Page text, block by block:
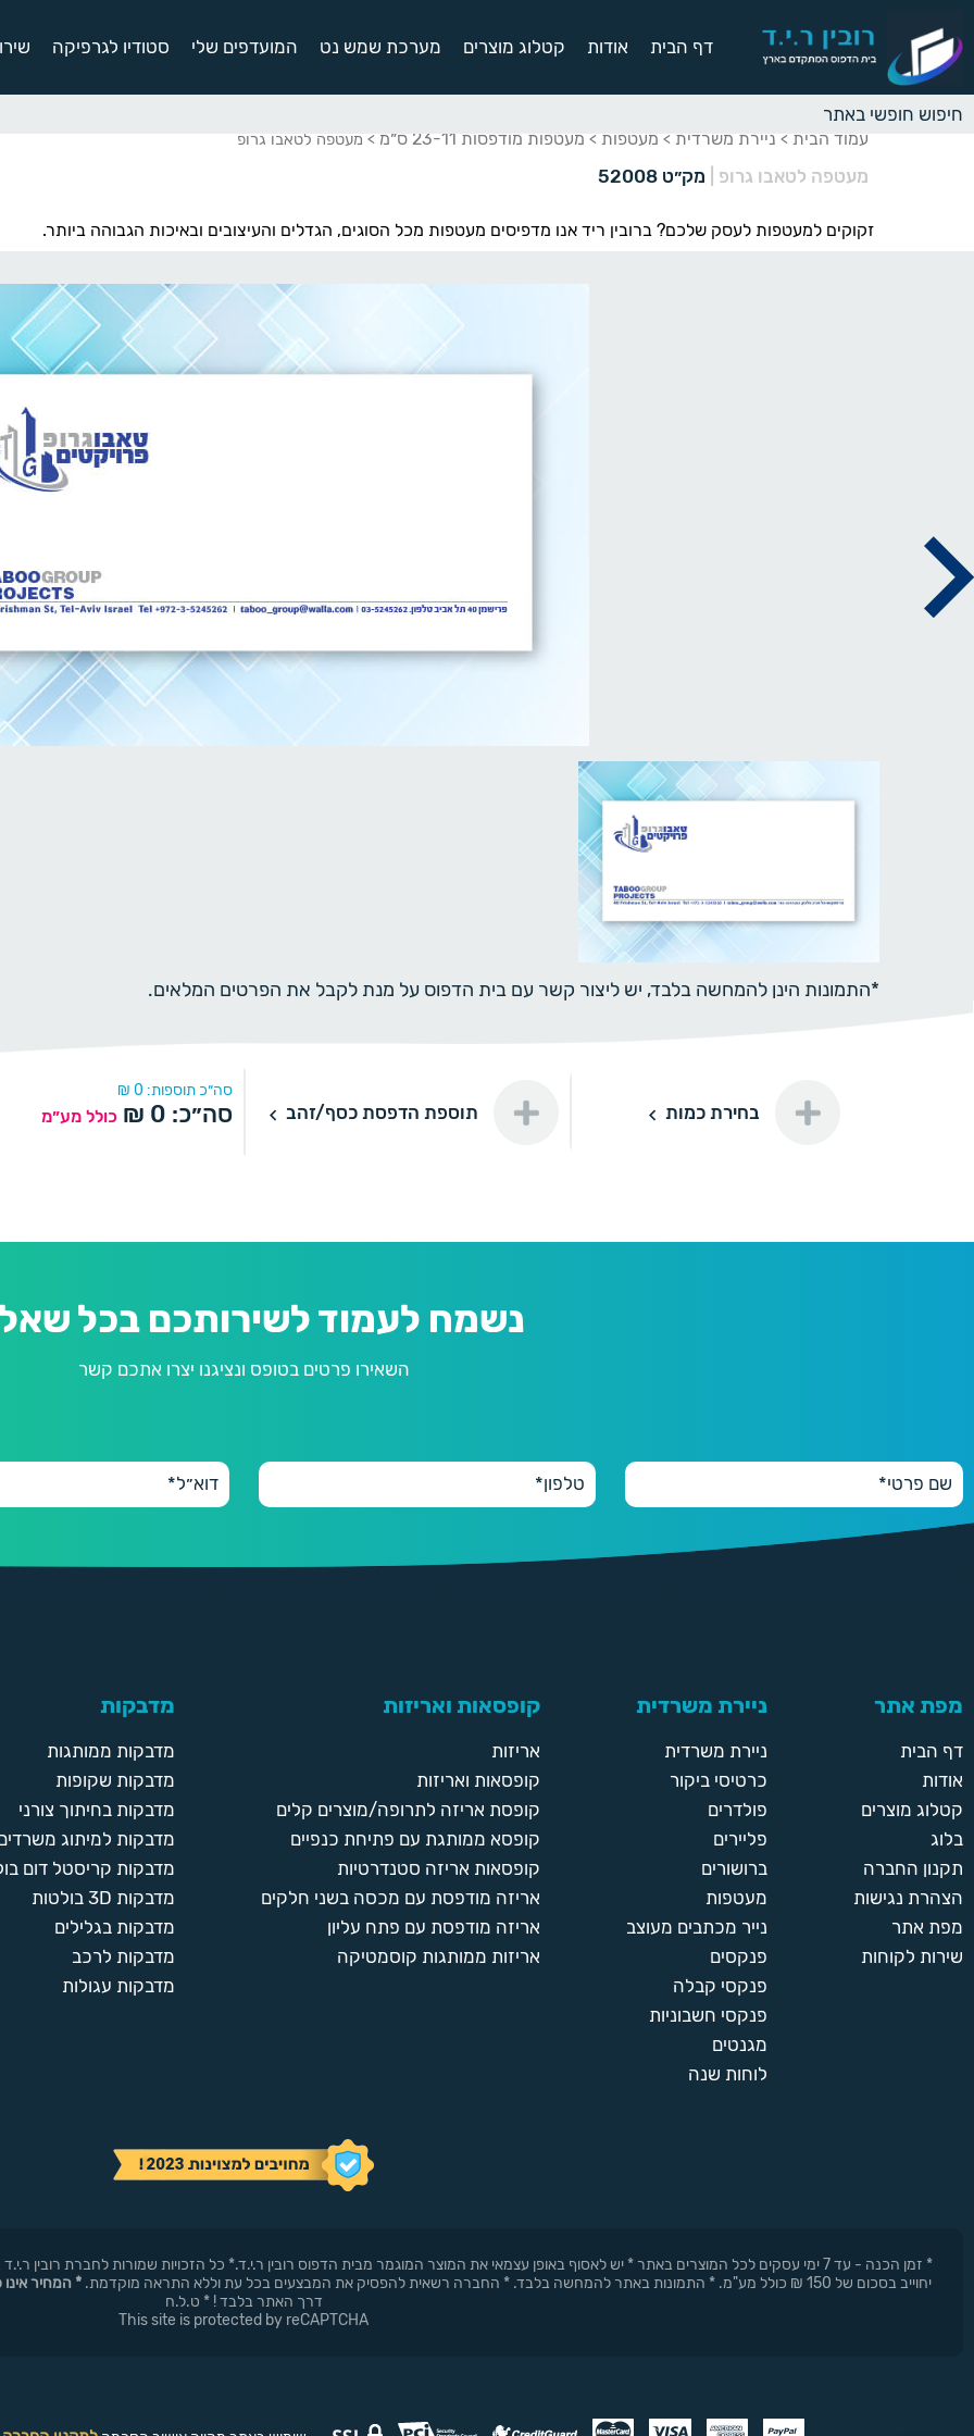
דף הבית אודות קטלוג מוצרים מערכת שמש נט המועדפים שלי סטודיו לגרפיקה
עמוד הבית > ניירת משרדית > מעטפות > מעטפות מודפסות 23-11 ס״מ > מעטפה לטאבו גרופ
מעטפה לטאבו גרופ מק״ט 52008
זקוקים למעטפות לעסק שלכם? ברובין ריד אנו מדפיסים מעטפות מכל הסוגים, הגדלים והעיצובים ובאיכות הגבוהה ביותר.
*התמונות הינן להמחשה בלבד, יש ליצור קשר עם בית הדפוס על מנת לקבל את הפרטים המלאים.
100 יחידות
250 ₪
בחירת כמות תוספת הדפסת כסף/זהב
תוספת הדפסת כסף/זהב
סה״כ תוספות: 0
₪
סה״כ: 0
₪ כולל מע״מ
נשמח לעמוד לשירותכם בכל
השאירו פרטים בטופס ונציגנו יצרו אתכם קשר
מפת אתר
דף הבית
אודות
קטלוג מוצרים
בלוג
תקנון החברה
הצהרת נגישות
מפת אתר
שירות לקוחות
ניירת משרדית
ניירת משרדית
כרטיסי ביקור
פולדרים
פליירים
ברושורים
מעטפות
נייר מכתבים מעוצב
פנקסים
פנקסי קבלה
פנקסי חשבוניות
מגנטים
לוחות שנה
קופסאות ואריזות
אריזות
קופסאות ואריזות
קופסת אריזה לתרופה/מוצרים קלים
קופסא ממותגת עם פתיחת כנפיים
קופסאות אריזה סטנדרטיות
אריזה מודפסת עם מכסה בשני חלקים
אריזה מודפסת עם פתח עליון
אריזות ממותגות קוסמטיקה
מדבקות
מדבקות ממותגות
מדבקות שקופות
מדבקות בחיתוך צורני
מדבקות למיתוג
מדבקות קריסטל דום
מדבקות 3D בולטות
מדבקות בגלילים
מדבקות לרכב
מדבקות עגולות
* זמן הכנה - עד 7 ימי עסקים לכל המוצרים באתר * יש לאסוף באופן עצמאי את המוצר המוגמר מבית הדפוס רובין ר.י.ד.* כל הזכויות שמורות לחברת
יחוייב בסכום של 150 ₪ כולל מע"מ. * התמונות באתר להמחשה בלבד. * החברה רשאית להפסיק את המבצעים בכל עת וללא התראה מוקדמת.
* המחיר
דרך האתר בלבד ! * ט.ל.ח
This site is protected by reCAPTCHA